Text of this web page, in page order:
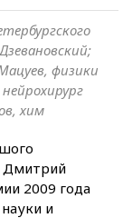
физики
хим
Дмитрий
2009 года
и